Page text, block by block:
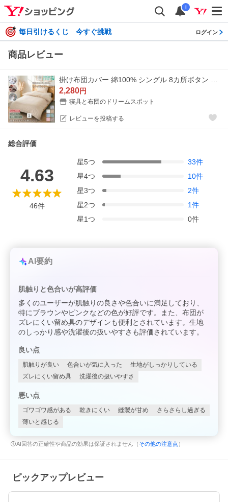
i
毎日引けるくじ 今すぐ挑戦 ログイン
商品レビュー
2,280円
寝具と布団のドリームスポット
レビューを投稿する
総合評価
4.63
46件
星5つ 33件
星4つ 10件
星3つ 2件
星2つ 1件
星1つ 0件
AI要約
肌触りと色合いが高評価
多くのユーザーが肌触りの良さや色合いに満足しており、
特にブラウンやピンクなどの色が好評です。また、布団が
ズレにくい留め具のデザインも便利とされています。生地
のしっかり感や洗濯後の扱いやすさも評価されています。
良い点
肌触りが良い 色合いが気に入った
生地がしっかりしている
ズレにくい留め具
洗濯後の扱いやすさ
悪い点
ゴワゴワ感がある 乾きにくい 縫製が甘め
さらさらし過ぎる
薄いと感じる
AI回答の正確性や商品の効果は保証されません（ その他の注意点 ）
ピックアップレビュー